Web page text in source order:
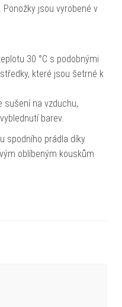
jsou vyrobené v
30 °C s podobnými
které jsou šetrné k
sušení na vzduchu,
barev.
spodního prádla díky
oblíbeným kouskům